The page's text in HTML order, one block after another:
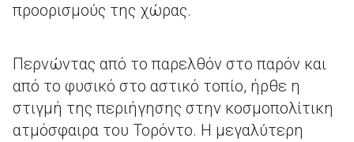
προορισμούς της χώρας.
Περνώντας από το παρελθόν στο παρόν και
από το φυσικό στο αστικό τοπίο, ήρθε η
στιγμή της περιήγησης στην κοσμοπολίτικη
ατμόσφαιρα του Τορόντο. Η μεγαλύτερη